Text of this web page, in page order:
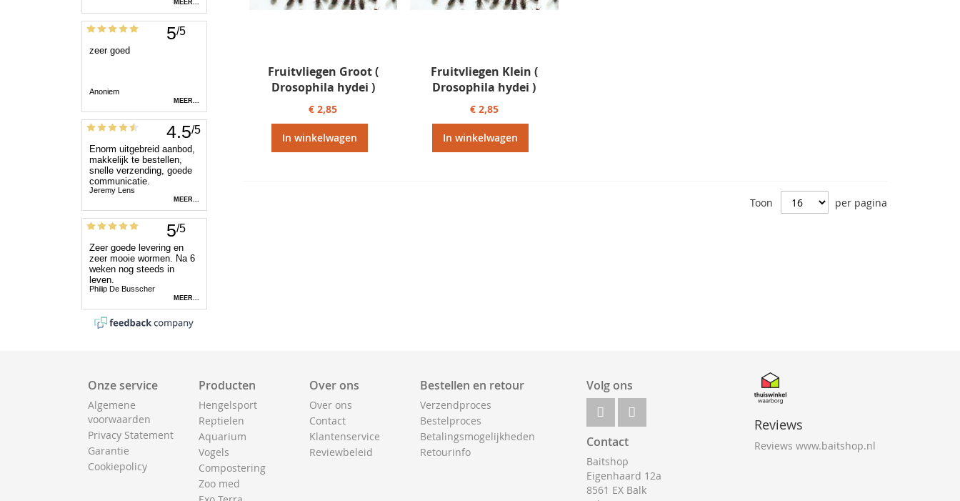
Fruitvliegen Groot (
Drosophila hydei )
€ 2,85
In winkelwagen
Fruitvliegen Klein (
Drosophila hydei )
€ 2,85
In winkelwagen
Toon per pagina
Onze service
Algemene
voorwaarden
Privacy Statement
Garantie
Cookiepolicy
Producten
Hengelsport
Reptielen
Aquarium
Vogels
Compostering
Zoo med
Over ons
Over ons
Contact
Klantenservice
Reviewbeleid
Bestellen en retour
Verzendproces
Bestelproces
Betalingsmogelijkheden
Retourinfo
Volg ons
Contact
Baitshop
Eigenhaard 12a
8561 EX Balk
Reviews
Reviews www.baitshop.nl